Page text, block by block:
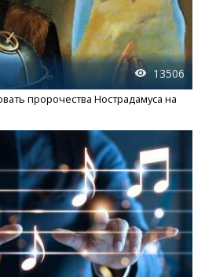
13506
пророчества Нострадамуса на